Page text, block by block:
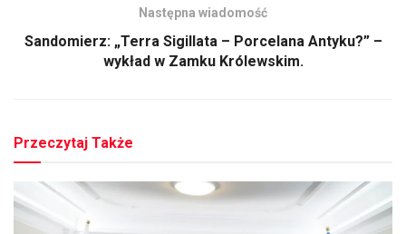
Następna wiadomość
Sandomierz: „Terra Sigillata – Porcelana Antyku?” –
wykład w Zamku Królewskim.
Przeczytaj Także